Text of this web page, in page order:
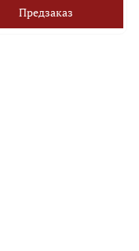
Предзаказ